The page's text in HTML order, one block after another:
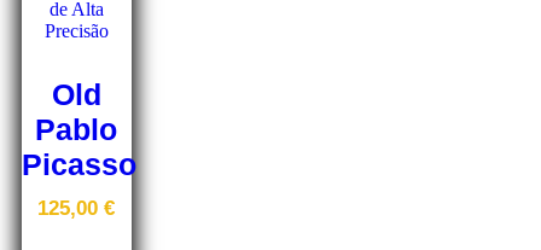
Old
Pablo
Picasso
125,00€